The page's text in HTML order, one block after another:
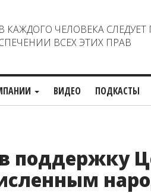
ЧЕЛОВЕКА СЛЕДУЕТ
ВСЕХ ЭТИХ ПРАВ
ВИДЕО ПОДКАСТЫ
поддержку